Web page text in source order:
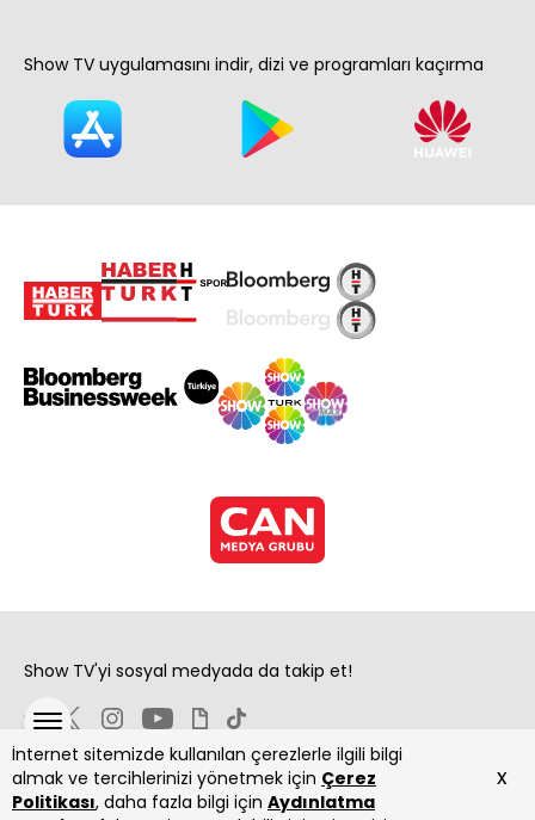
İnternet sitemizde kullanılan çerezlerle ilgili bilgi
almak ve tercihlerinizi yönetmek için Çerez
Politikası, daha fazla bilgi için Aydınlatma
x
Show TV uygulamasını indir, dizi ve programları kaçırma
Show TV'yi sosyal medyada da takip et!